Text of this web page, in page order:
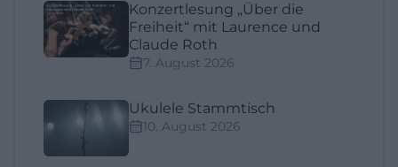
Konzertlesung „Über die
Freiheit“ mit Laurence und
Claude Roth
7. August 2026
Ukulele Stammtisch
10. August 2026